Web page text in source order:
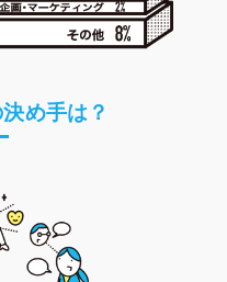
め手は？